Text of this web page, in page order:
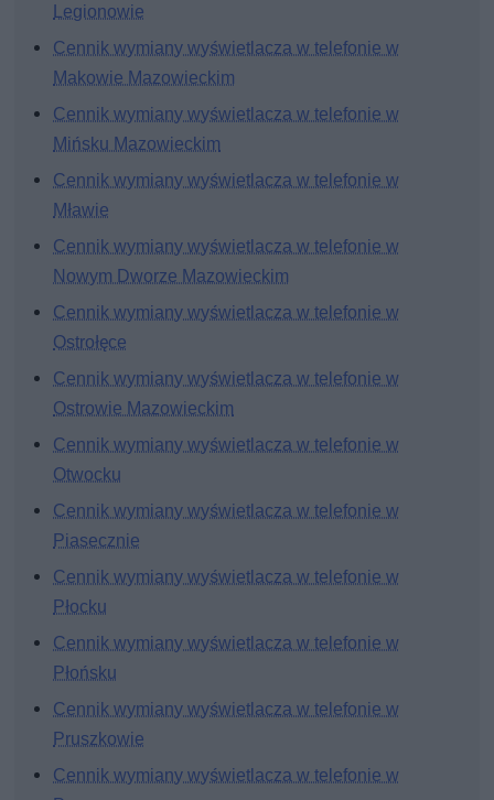
Legionowie
Cennik wymiany wyświetlacza w telefonie w
Makowie Mazowieckim
Cennik wymiany wyświetlacza w telefonie w
Mińsku Mazowieckim
Cennik wymiany wyświetlacza w telefonie w
Mławie
Cennik wymiany wyświetlacza w telefonie w
Nowym Dworze Mazowieckim
Cennik wymiany wyświetlacza w telefonie w
Ostrołęce
Cennik wymiany wyświetlacza w telefonie w
Ostrowie Mazowieckim
Cennik wymiany wyświetlacza w telefonie w
Otwocku
Cennik wymiany wyświetlacza w telefonie w
Piasecznie
Cennik wymiany wyświetlacza w telefonie w
Płocku
Cennik wymiany wyświetlacza w telefonie w
Płońsku
Cennik wymiany wyświetlacza w telefonie w
Pruszkowie
Cennik wymiany wyświetlacza w telefonie w